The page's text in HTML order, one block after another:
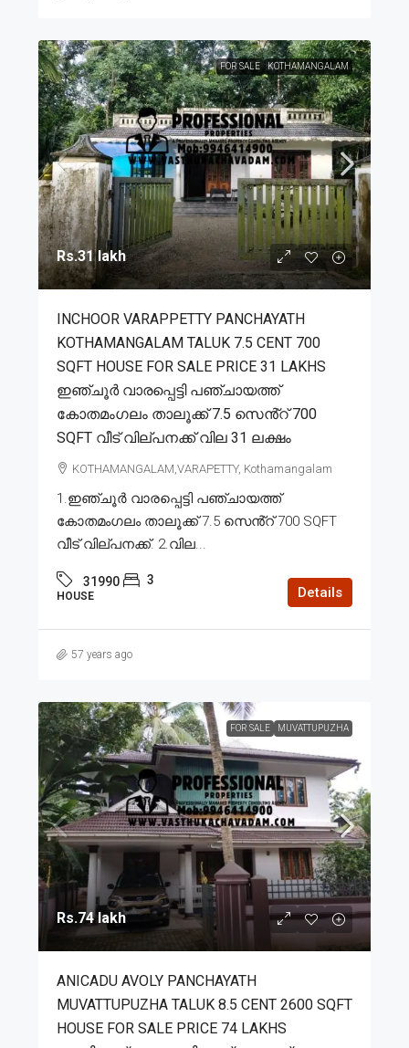
FOR SALE KOTHAMANGALAM
Rs.31 lakh
INCHOOR VARAPPETTY PANCHAYATH
KOTHAMANGALAM TALUK 7.5 CENT 700
SQFT HOUSE FOR SALE PRICE 31 LAKHS
ഇഞ്ചൂർ വാരപ്പെട്ടി പഞ്ചായത്ത്
കോതമംഗലം താലൂക്ക് 7.5 സെൻ്റ് 700
SQFT വീട് വില്പനക്ക് വില 31 ലക്ഷം
KOTHAMANGALAM,VARAPETTY, Kothamangalam
1.ഇഞ്ചൂർ വാരപ്പെട്ടി പഞ്ചായത്ത്
കോതമംഗലം താലൂക്ക് 7.5 സെൻ്റ് 700 SQFT
വീട് വില്പനക്ക്. 2.വില...
31990 3
HOUSE Details
57 years ago
FOR SALE MUVATTUPUZHA
Rs.74 lakh
ANICADU AVOLY PANCHAYATH
MUVATTUPUZHA TALUK 8.5 CENT 2600 SQFT
HOUSE FOR SALE PRICE 74 LAKHS